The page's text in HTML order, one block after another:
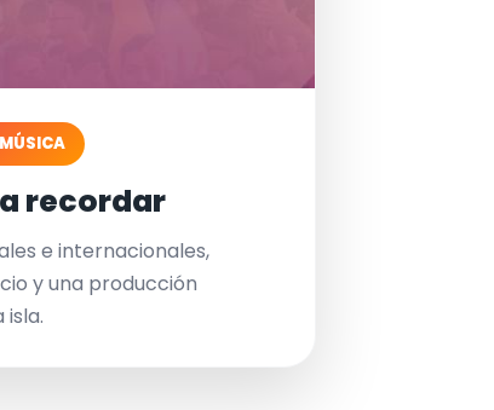
recordar
e internacionales,
y una producción